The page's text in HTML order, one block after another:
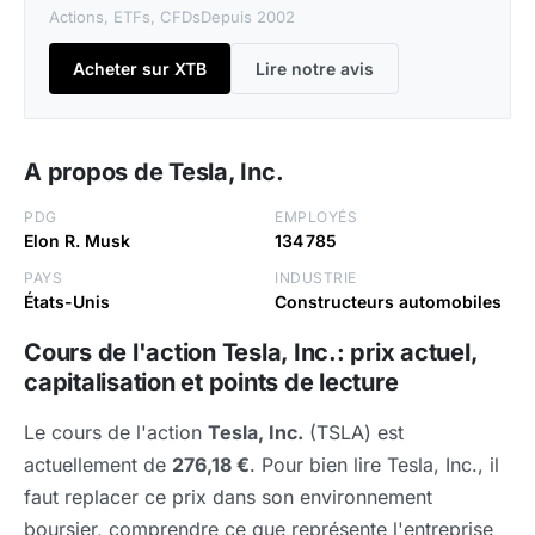
Actions, ETFs, CFDsDepuis 2002
Acheter sur XTB Lire notre avis
A propos de Tesla, Inc.
PDG
Elon R. Musk
EMPLOYÉS
134 785
PAYS
États-Unis
INDUSTRIE
Constructeurs automobiles
Cours de l'action Tesla, Inc.: prix actuel,
capitalisation et points de lecture
Le cours de l'action Tesla, Inc. (TSLA) est
actuellement de 276,18 €. Pour bien lire Tesla, Inc., il
faut replacer ce prix dans son environnement
boursier, comprendre ce que représente l'entreprise